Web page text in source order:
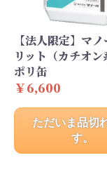
【法人限定】マ
リット（カチオ
ポリ缶
￥6,600
ただいま品切
す。